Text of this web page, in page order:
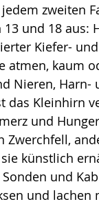
zweiten
und 18 aus:
Kiefer-
atmen, kaum
Nieren, Harn-
das Kleinhirn
und
künstlich
und
und lachen